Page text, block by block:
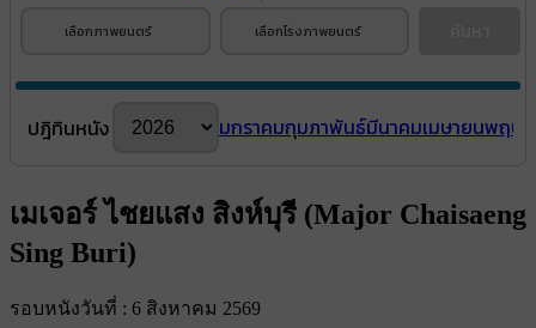
เลือกภาพยนตร์ เลือกโรงภาพยนตร์
ปฎิทินหนัง มกราคมกุมภาพันธ์มีนาคมเมษายนพฤษ
เมเจอร์ ไชยแสง สิงห์บุรี (Major Chaisaeng
Sing Buri)
รอบหนังวันที่ : 6 สิงหาคม 2569